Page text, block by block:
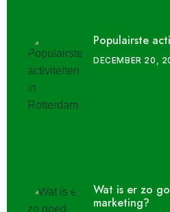
Populairste
DECEMBER 20,
Wat is er zo
marketing?